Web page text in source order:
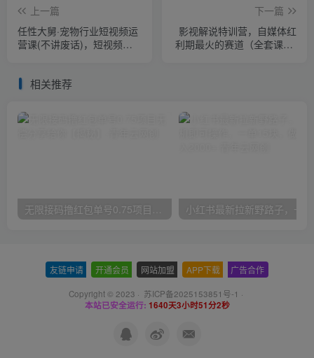
上一篇
任性大舅·宠物行业短视频运
营课(不讲废话)，短视频流
下一篇
影视解说特训营，自媒体红
利期最火的赛道（全套课程-
相关推荐
无限接码撸红包单号0.75项目无偿分享给你【揭秘】
友链申请 开通会员 网站加盟 APP下载 广告合作
Copyright © 2023 · 苏ICP备2025153851号-1 ·
本站已安全运行: 1640天3小时51分3秒